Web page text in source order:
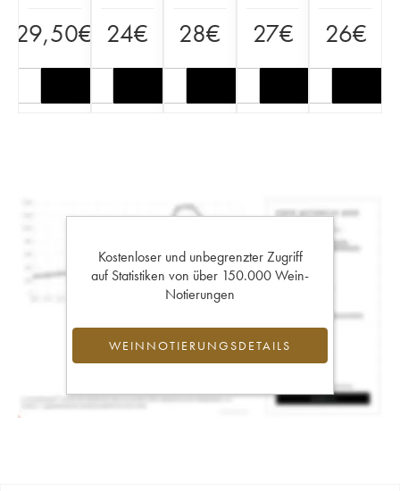
29,50€ 24€ 28€ 27€ 26€
Kostenloser und unbegrenzter Zugriff
auf Statistiken von über 150.000 Wein-
Notierungen
WEINNOTIERUNGSDETAILS